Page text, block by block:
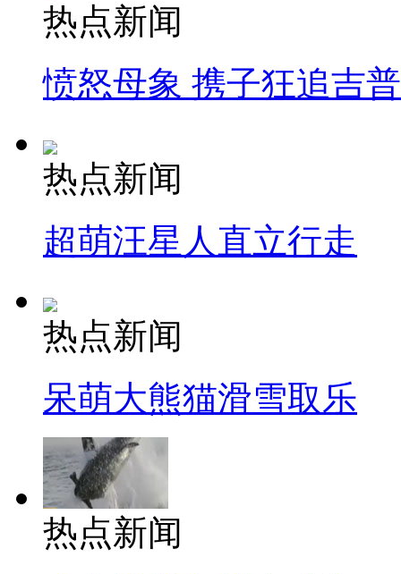
热点新闻
愤怒母象 携子狂追吉
热点新闻
超萌汪星人直立行走
热点新闻
呆萌大熊猫滑雪取乐
热点新闻